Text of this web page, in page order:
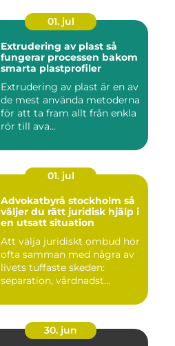
01. jul
Extrudering av plast så
fungerar processen bakom
smarta plastprofiler
Extrudering av plast är en av
de mest använda metoderna
för att ta fram allt från enkla
rör till ava...
01. jul
Advokatbyrå stockholm så
väljer du rätt juridisk hjälp i
en utsatt situation
Att välja juridiskt ombud hör
ofta samman med några av
livets tuffaste skeden:
separation, vårdnadst...
30. jun